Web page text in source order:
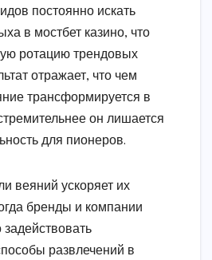
постоянно искать
в мостбет казино, что
ротацию трендовых
отражает, что чем
трансформируется в
он лишается
для пионеров.
веяний ускоряет их
бренды и компании
задействовать
развлечений в